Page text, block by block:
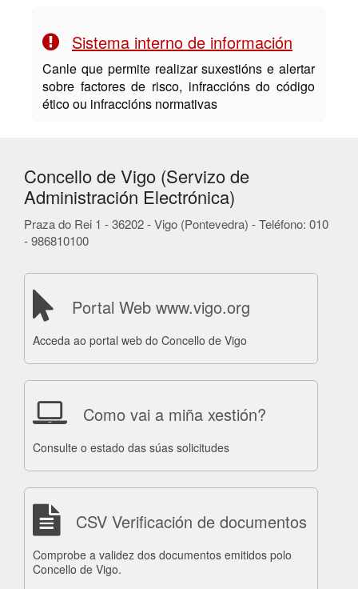
Sistema interno de información
Canle que permite realizar suxestións e alertar
sobre factores de risco, infraccións do código
ético ou infraccións normativas
Concello de Vigo (Servizo de
Administración Electrónica)
Praza do Rei 1 - 36202 - Vigo (Pontevedra) - Teléfono: 010
- 986810100
Portal Web www.vigo.org
Acceda ao portal web do Concello de Vigo
Como vai a miña xestión?
Consulte o estado das súas solicitudes
CSV Verificación de documentos
Comprobe a validez dos documentos emitidos polo
Concello de Vigo.